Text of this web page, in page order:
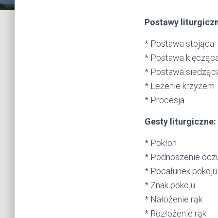
Postawy
* Postawa stojąca
* Postawa
* Postawa
* Leżenie krzyżem
* Procesja
Gesty liturgiczne:
* Pokłon
* Podnoszenie
* Pocałunek pokoju
* Znak pokoju
* Nałożenie rąk
* Rozłożenie rąk